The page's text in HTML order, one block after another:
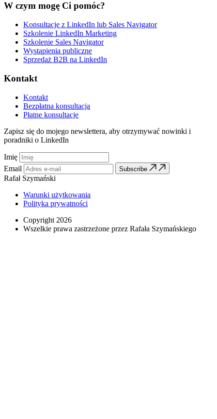
W czym mogę Ci pomóc?
Konsultacje z LinkedIn lub Sales Navigator
Szkolenie LinkedIn Marketing
Szkolenie Sales Navigator
Wystąpienia publiczne
Sprzedaż B2B na LinkedIn
Kontakt
Kontakt
Bezpłatna konsultacja
Płatne konsultacje
Zapisz się do mojego newslettera, aby otrzymywać nowinki i
poradniki o LinkedIn
Imię
Email
Subscribe
Rafał Szymański
Warunki użytkowania
Polityka prywatności
Copyright 2026
Wszelkie prawa zastrzeżone przez Rafała Szymańskiego